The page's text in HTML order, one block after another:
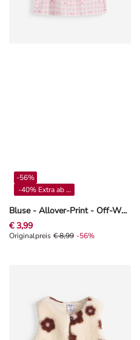
Bluse - Allover-Print - Off-White
-56%
-40% Extra ab 4**
€ 3,99
Originalpreis € 8,99, Rabat -56%
Originalpreis € 8,99 -56%